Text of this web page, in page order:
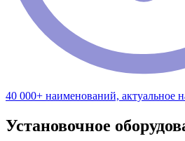
40 000+ наименований, актуальное
Установочное